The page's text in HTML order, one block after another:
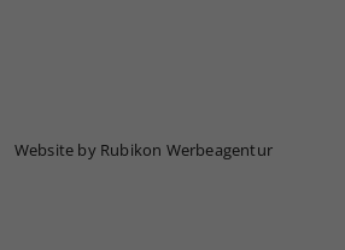
Website by Rubikon Werbeagentur